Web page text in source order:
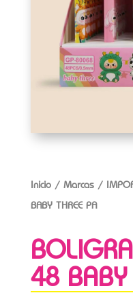
Inicio/ Marcas/
BABY THREE PA
48 BABY